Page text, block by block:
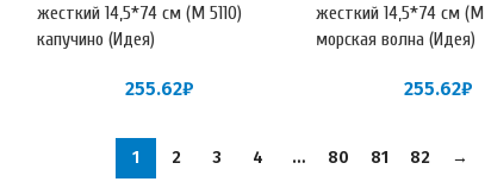
жесткий 14,5*74 см (М 5110)
капучино (Идея)
255.62₽
жесткий 14,5*74 см (М
морская волна (Идея)
255.62₽
1 2 3 4 … 80 81 82 →